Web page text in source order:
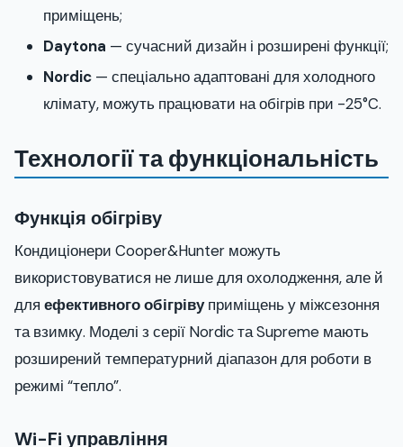
приміщень;
Daytona — сучасний дизайн і розширені функції;
Nordic — спеціально адаптовані для холодного
клімату, можуть працювати на обігрів при -25°C.
Технології та функціональність
Функція обігріву
Кондиціонери Cooper&Hunter можуть
використовуватися не лише для охолодження, але й
для ефективного обігрівуприміщень у міжсезоння
та взимку. Моделі з серії Nordic та Supreme мають
розширений температурний діапазон для роботи в
режимі “тепло”.
Wi-Fi управління